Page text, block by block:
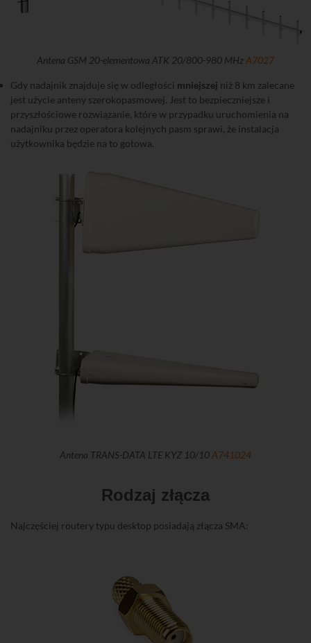
Antena GSM 20-elementowa ATK 20/800-980 MHzA7027
Gdy nadajnik znajduje się w odległości mniejszej niż 8 km zalecane
jest użycie anteny szerokopasmowej. Jest to bezpieczniejsze i
przyszłościowe rozwiązanie, które w przypadku uruchomienia na
nadajniku przez operatora kolejnych pasm sprawi, że instalacja
użytkownika będzie na to gotowa.
Antena TRANS-DATA LTE KYZ 10/10A741024
Rodzaj złącza
Najczęściej routery typu desktop posiadają złącza SMA: